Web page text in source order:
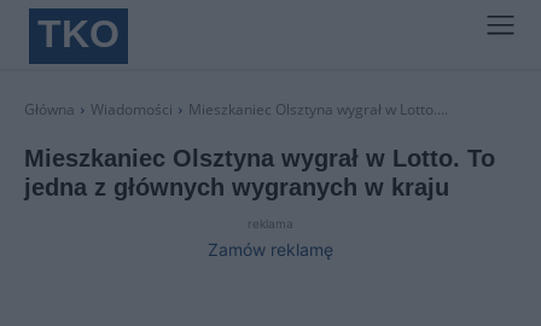
TKO
Główna Wiadomości Mieszkaniec Olsztyna wygrał w Lotto....
Mieszkaniec Olsztyna wygrał w Lotto. To
jedna z głównych wygranych w kraju
reklama
Zamów reklamę